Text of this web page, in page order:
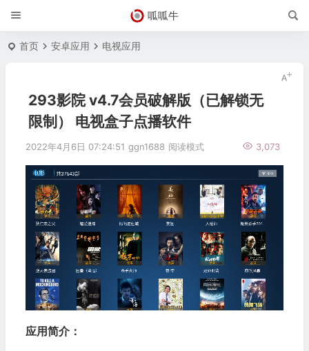
呱呱牛
首页 安卓应用 电视应用
293影院 v4.7会员破解版（已解锁无
限制） 电视盒子点播软件
2022年4月6日 07:24:51 ggn1688 3,073
阅读模式
应用简介：